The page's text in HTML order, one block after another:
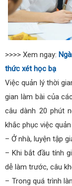
>>>> Xem ngay:
thức xét học bạ
Việc quản lý thời
gian làm bài của
câu dành 20 phút
khắc phục việc
– Ở nhà, luyện tập
– Khi bắt đầu tính
dễ làm trước, câu
– Trong quá trình